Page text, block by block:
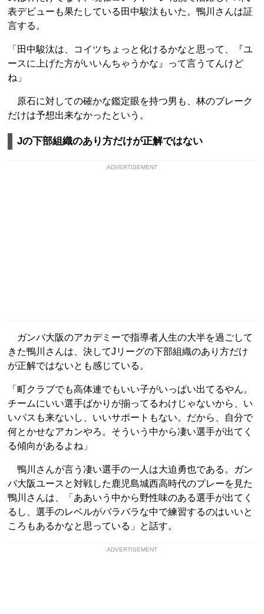
表デビューも果たしている田中駿汰もいた。鴨川さんは証
言する。
「田中駿汰は、コイツちょっと化けるかなと思って、『ユ
ースに上げた方がいいんちゃうかな』って言うてんけど
ね」
原石に対しての確かな鑑定眼を持つ男も、林のブレーク
だけは予想出来なかったという。
Jの下部組織のあり方だけが正解ではない
ADVERTISEMENT
ガンバ大阪のアカデミーで指導者人生の大半を過ごして
きた鴨川さんは、決してJリーグの下部組織のあり方だけ
が正解ではないとも感じている。
「町クラブでも高体連でもいい子がいっぱい出てるやん。
チームにいい選手ばかりが揃ってるわけじゃないから、い
いパスも来ないし、いいサポートもない。だから、自分で
何とかせなアカンやろ。そういう中から凄い選手が出てく
る傾向があるよね」
鴨川さんが言う凄い選手の一人は大迫勇也である。ガン
バ大阪ユースと対戦した鹿児島城西高時代のプレーを見た
鴨川さんは、「ああいう中から野性味のある選手が出てく
るし、選手のレベルがバラバラな中で練習するのはいいと
ころもあるかなと思っている」と話す。
ADVERTISEMENT